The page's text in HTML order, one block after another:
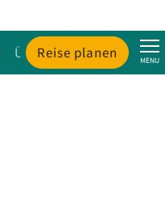
Über uns
Reise planen MENU